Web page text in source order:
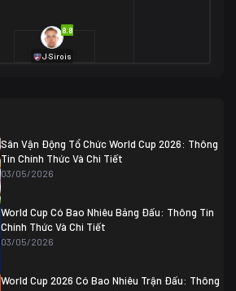
8.8
J·Sirois
Sân Vận Động Tổ Chức World Cup 2026: Thông
Tin Chính Thức Và Chi Tiết
03/05/2026
World Cup Có Bao Nhiêu Bảng Đấu: Thông Tin
Chính Thức Và Chi Tiết
03/05/2026
World Cup 2026 Có Bao Nhiêu Trận Đấu: Thông